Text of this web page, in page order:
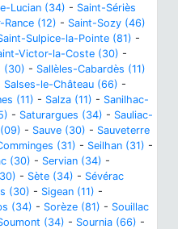
Lucian (34) - Saint-Sériès
Rance (12) - Saint-Sozy (46)
Sulpice-la-Pointe (81) -
Victor-la-Coste (30) -
(30) - Sallèles-Cabardès (11)
Salses-le-Château (66) -
(11) - Salza (11) - Sanilhac-
- Saturargues (34) - Sauliac-
- Sauve (30) - Sauveterre
(31) - Seilhan (31) -
(30) - Servian (34) -
- Sète (34) - Sévérac
(30) - Sigean (11) -
(34) - Sorèze (81) - Souillac
(34) - Sournia (66) -